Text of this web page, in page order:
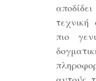
τεχνική
πιο